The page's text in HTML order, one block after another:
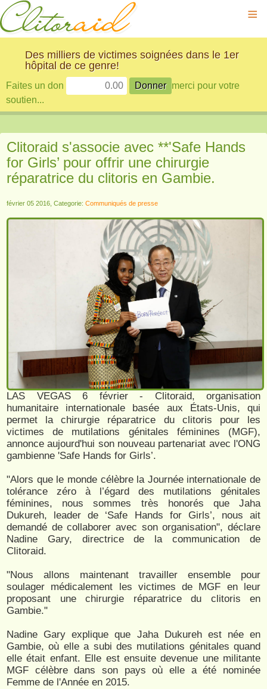
≡
Des milliers de victimes soignées dans le 1er
hôpital de ce genre!
Faites un don
merci pour votre
soutien...
Clitoraid s'associe avec **'Safe Hands
for Girls’ pour offrir une chirurgie
réparatrice du clitoris en Gambie.
février 05 2016, Categorie: Communiqués de presse
LAS VEGAS 6 février - Clitoraid, organisation
humanitaire internationale basée aux États-Unis, qui
permet la chirurgie réparatrice du clitoris pour les
victimes de mutilations génitales féminines (MGF),
annonce aujourd'hui son nouveau partenariat avec l'ONG
gambienne 'Safe Hands for Girls’.
"Alors que le monde célèbre la Journée internationale de
tolérance zéro à l’égard des mutilations génitales
féminines, nous sommes très honorés que Jaha
Dukureh, leader de ‘Safe Hands for Girls’, nous ait
demandé de collaborer avec son organisation", déclare
Nadine Gary, directrice de la communication de
Clitoraid.
"Nous allons maintenant travailler ensemble pour
soulager médicalement les victimes de MGF en leur
proposant une chirurgie réparatrice du clitoris en
Gambie."
Nadine Gary explique que Jaha Dukureh est née en
Gambie, où elle a subi des mutilations génitales quand
elle était enfant. Elle est ensuite devenue une militante
MGF célèbre dans son pays où elle a été nominée
Femme de l'Année en 2015.